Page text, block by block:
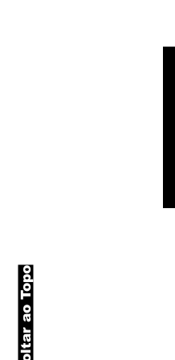
Voltar ao Topo